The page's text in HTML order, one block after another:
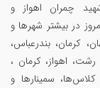
چمران اهواز و
در بیشتر شهرها و
کرمان، بندرعباس،
رشت، اهواز، کرمان ،
سمینار‌ها و